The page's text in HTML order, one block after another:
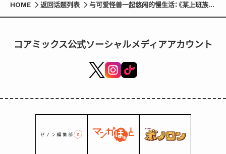
HOME 返回话题列表
与可爱怪兽一起悠闲的慢生活：《某上班族与
毛茸茸的狸猫开始神秘的田园生活》正在
コアミックス公式ソーシャルメディアアカウント